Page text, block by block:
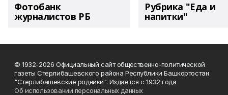
Фотобанк
журналистов РБ
Рубрика "Еда и
напитки"
© 1932-2026 Официальный сайт общественно-политической
газеты Стерлибашевского района Республики Башкортостан
"Стерлибашевские родники". Издается с 1932 года
Об использовании персональных данных